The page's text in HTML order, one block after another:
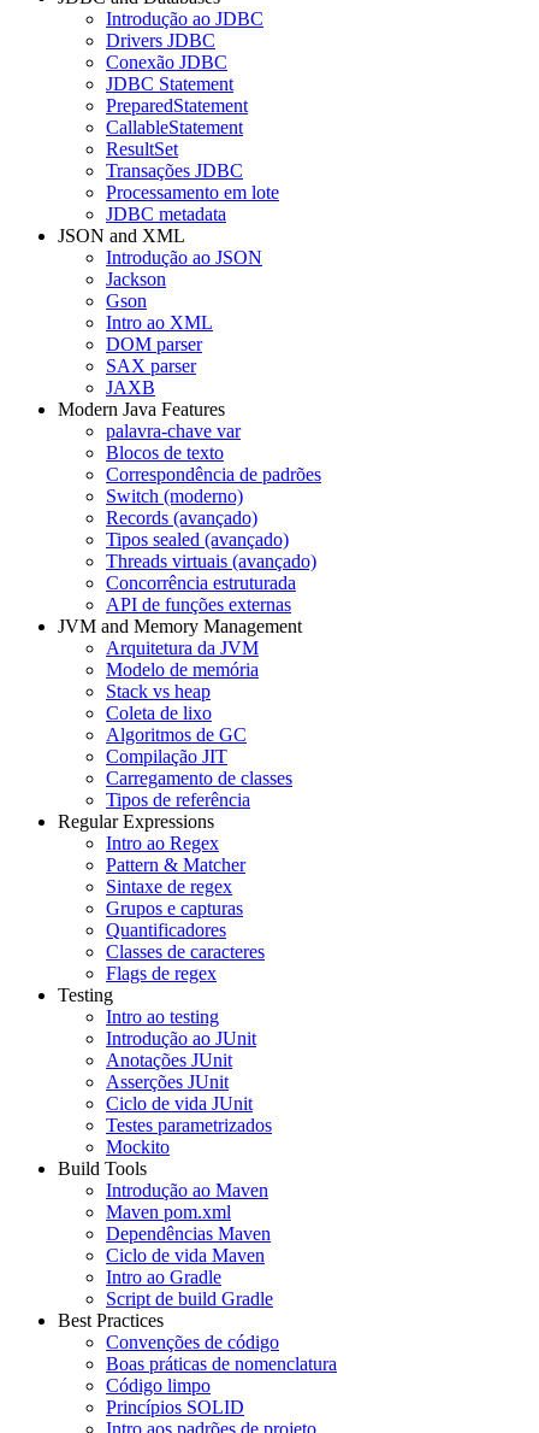
Introdução ao JDBC
Drivers JDBC
Conexão JDBC
JDBC Statement
PreparedStatement
CallableStatement
ResultSet
Transações JDBC
Processamento em lote
JDBC metadata
JSON and XML
Introdução ao JSON
Jackson
Gson
Intro ao XML
DOM parser
SAX parser
JAXB
Modern Java Features
palavra-chave var
Blocos de texto
Correspondência de padrões
Switch (moderno)
Records (avançado)
Tipos sealed (avançado)
Threads virtuais (avançado)
Concorrência estruturada
API de funções externas
JVM and Memory Management
Arquitetura da JVM
Modelo de memória
Stack vs heap
Coleta de lixo
Algoritmos de GC
Compilação JIT
Carregamento de classes
Tipos de referência
Regular Expressions
Intro ao Regex
Pattern & Matcher
Sintaxe de regex
Grupos e capturas
Quantificadores
Classes de caracteres
Flags de regex
Testing
Intro ao testing
Introdução ao JUnit
Anotações JUnit
Asserções JUnit
Ciclo de vida JUnit
Testes parametrizados
Mockito
Build Tools
Introdução ao Maven
Maven pom.xml
Dependências Maven
Ciclo de vida Maven
Intro ao Gradle
Script de build Gradle
Best Practices
Convenções de código
Boas práticas de nomenclatura
Código limpo
Princípios SOLID
Intro aos padrões de projeto